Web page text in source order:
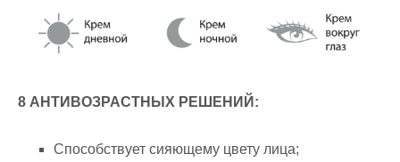
8 АНТИВОЗРАСТНЫХ РЕШЕНИЙ:
Способствует сияющему цвету лица;